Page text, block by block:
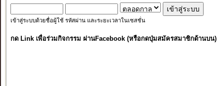
เข้าสู่ระบบด้วยชื่อผู้ใช้ รหัสผ่าน และระยะเวลาในเซสชั่น
กด Link เพื่อร่วมกิจกรรม ผ่านFacebook (หรือกดปุ่มสมัครสมาชิกด้านบน)